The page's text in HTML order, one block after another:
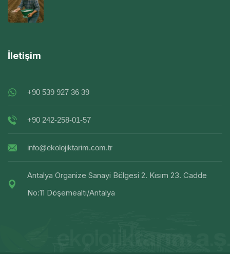
İletişim
+90 539 927 36 39
+90 242-258-01-57
info@ekolojiktarim.com.tr
Antalya Organize Sanayi Bölgesi 2. Kısım 23. Cadde
No:11 Döşemealtı/Antalya